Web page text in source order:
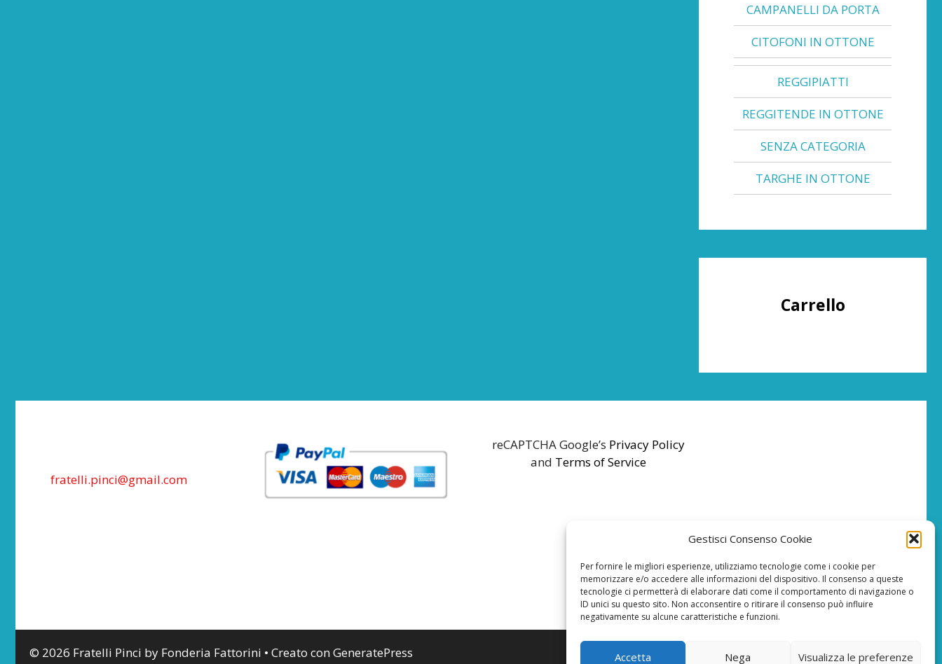
Gestisci Consenso Cookie
Per fornire le migliori esperienze, utilizziamo tecnologie come i cookie per
memorizzare e/o accedere alle informazioni del dispositivo. Il consenso a queste
tecnologie ci permetterà di elaborare dati come il comportamento di navigazione o
ID unici su questo sito. Non acconsentire o ritirare il consenso può influire
negativamente su alcune caratteristiche e funzioni.
Accetta Nega Visualizza le preferenze
CAMPANELLI DA PORTA
CITOFONI IN OTTONE
REGGIPIATTI
REGGITENDE IN OTTONE
SENZA CATEGORIA
TARGHE IN OTTONE
Carrello
fratelli.pinci@gmail.com
reCAPTCHA Google’s Privacy Policy
and Terms of Service
© 2026 Fratelli Pinci by Fonderia Fattorini • Creato conGeneratePress